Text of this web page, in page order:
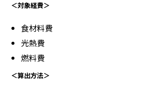
＜対象経費＞
食材料費
光熱費
燃料費
＜算出方法＞